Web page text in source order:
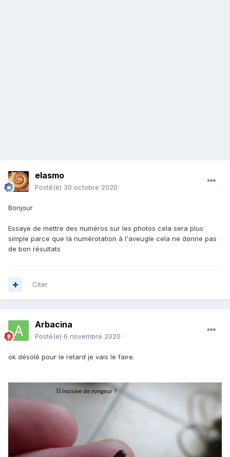
elasmo
Posté(e) 30 octobre 2020
Bonjour
Essaye de mettre des numéros sur les photos cela sera plus
simple parce que la numérotation à l'aveugle cela ne donne pas
de bon résultats
Citer
Arbacina
Posté(e) 6 novembre 2020
ok désolé pour le retard je vais le faire.